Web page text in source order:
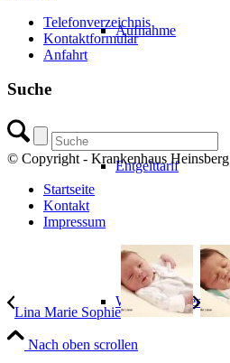
Aufnahme
Entgelttarif
Wahlleistungen
Telefonverzeichnis
Kontaktformular
Anfahrt
Suche
© Copyright - Krankenhaus Heinsberg
Startseite
Kontakt
Impressum
Lina Marie Sophie
Nach oben scrollen